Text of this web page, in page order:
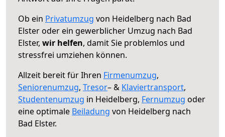
Ob ein Privatumzug von Heidelberg nach Bad
Elster oder ein gewerblicher Umzug nach Bad
Elster, wir helfen, damit Sie problemlos und
stressfrei umziehen können.
Allzeit bereit für Ihren Firmenumzug,
Seniorenumzug, Tresor– & Klaviertransport,
Studentenumzug in Heidelberg, Fernumzug oder
eine optimale Beiladung von Heidelberg nach
Bad Elster.